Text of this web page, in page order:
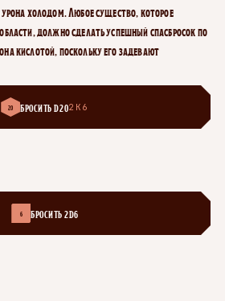
холодом. Любое существо, которое
должно сделать успешный спасбросок по
кислотой, поскольку его задевают
20 БРОСИТЬ D202К6
6 БРОСИТЬ 2D6